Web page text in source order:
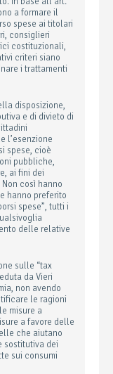
a formare il
spese ai titolari
consiglieri
costituzionali,
criteri siano
i trattamenti
disposizione,
e di divieto di
l’esenzione
spese, cioè
pubbliche,
ai fini dei
così hanno
hanno preferito
spese”, tutti i
delle relative
sulle “tax
da Vieri
non avendo
le ragioni
misure a
a favore delle
che aiutano
sostitutiva dei
sui consumi